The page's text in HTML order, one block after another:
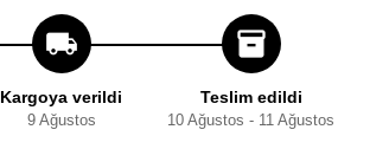
local_shipping
Kargoya verildi
9 Ağustos
inventory_2
Teslim edildi
10 Ağustos - 11 Ağustos